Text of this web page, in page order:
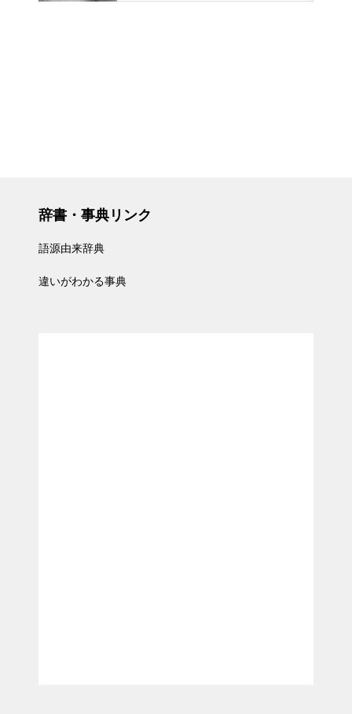
辞書・事典リンク
語源由来辞典
違いがわかる事典